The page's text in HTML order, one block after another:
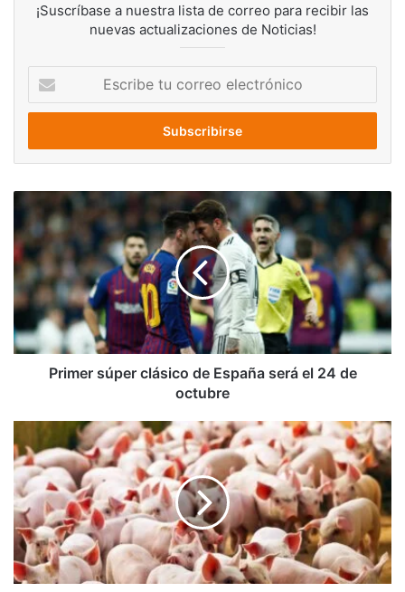
¡Suscríbase a nuestra lista de correo para recibir las
nuevas actualizaciones de Noticias!
correo
clásico
de
España
será
el
24
de
octubrePrimer súper clásico de España será el 24 de
octubre
Humanos
podrán
recibir
trasplantes
de
corazón
de
cerdos
en